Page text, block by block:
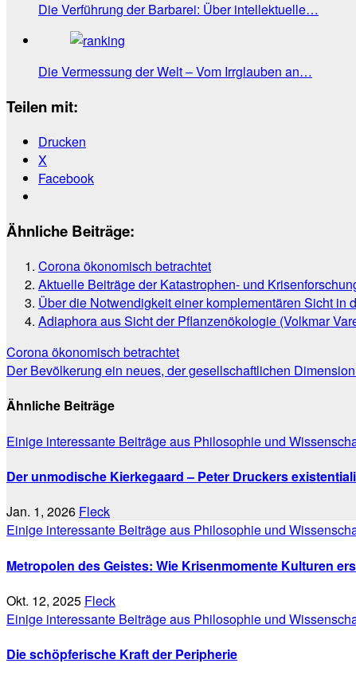
Die Verführung der Barbarei: Über intellektuelle…
Die Vermessung der Welt – Vom Irrglauben an…
Teilen mit:
Drucken
X
Facebook
Ähnliche Beiträge:
Corona ökonomisch betrachtet
Aktuelle Beiträge der Katastrophen- und
Über die Notwendigkeit einer komplementären Sicht in
Adiaphora aus Sicht der Pflanzenökologie (Volkmar
Beitragsnavigation
Corona ökonomisch betrachtet
Der Bevölkerung ein neues, der gesellschaftlichen
Ähnliche Beiträge
Einige interessante Beiträge aus Philosophie und
Der unmodische Kierkegaard – Peter Druckers
Jan. 1, 2026 Fleck
Einige interessante Beiträge aus Philosophie und
Metropolen des Geistes: Wie Krisenmomente Kulturen
Okt. 12, 2025 Fleck
Einige interessante Beiträge aus Philosophie und
Die schöpferische Kraft der Peripherie